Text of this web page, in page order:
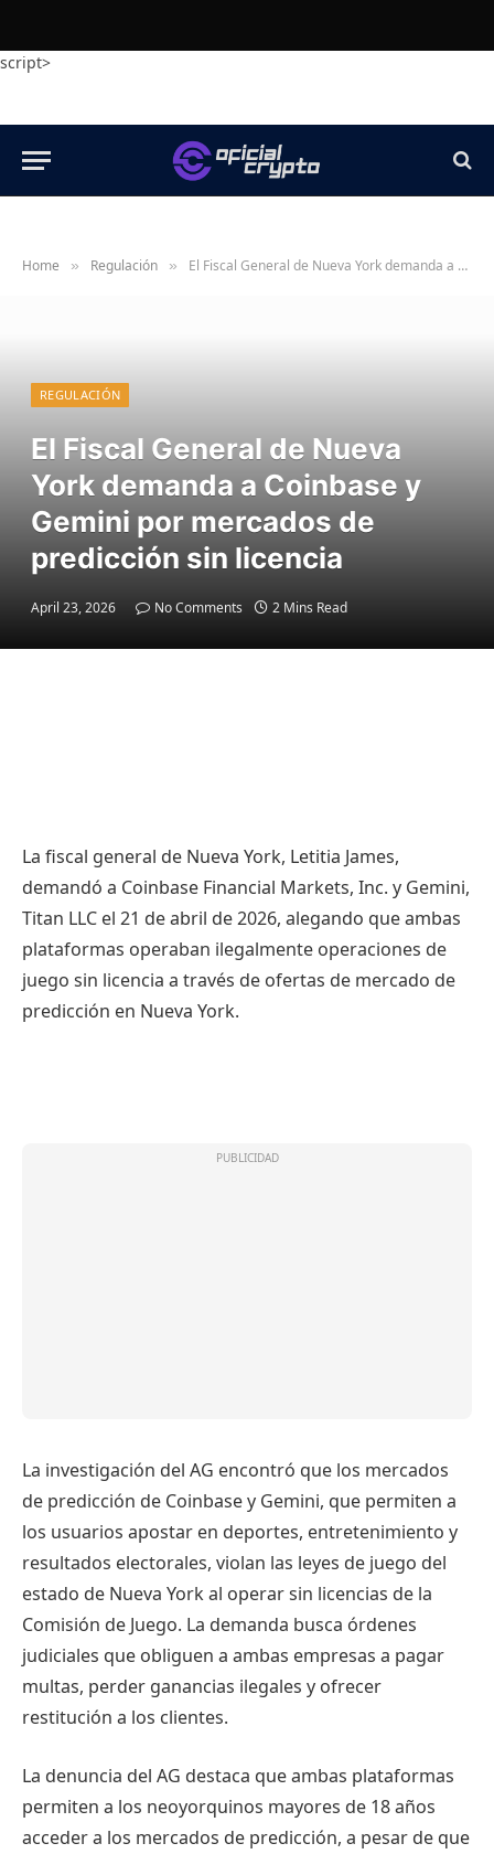
script>
Home » Regulación » El Fiscal General de Nueva York demanda a Coinbase y Gemini por mercados de predicción sin licencia
REGULACIÓN
El Fiscal General de Nueva
York demanda a Coinbase y
Gemini por mercados de
predicción sin licencia
April 23, 2026 No Comments 2 Mins Read
La fiscal general de Nueva York, Letitia James,
demandó a Coinbase Financial Markets, Inc. y Gemini,
Titan LLC el 21 de abril de 2026, alegando que ambas
plataformas operaban ilegalmente operaciones de
juego sin licencia a través de ofertas de mercado de
predicción en Nueva York.
La investigación del AG encontró que los mercados
de predicción de Coinbase y Gemini, que permiten a
los usuarios apostar en deportes, entretenimiento y
resultados electorales, violan las leyes de juego del
estado de Nueva York al operar sin licencias de la
Comisión de Juego. La demanda busca órdenes
judiciales que obliguen a ambas empresas a pagar
multas, perder ganancias ilegales y ofrecer
restitución a los clientes.
La denuncia del AG destaca que ambas plataformas
permiten a los neoyorquinos mayores de 18 años
acceder a los mercados de predicción, a pesar de que